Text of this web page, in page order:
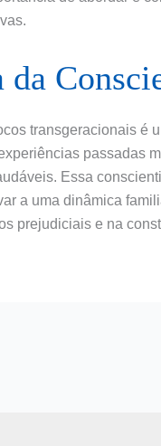
transgeracionais é
passadas
Essa
a uma dinâmica
prejudiciais e na